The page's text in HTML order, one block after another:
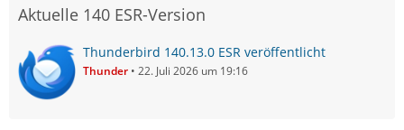
Aktuelle 140 ESR-Version
Thunderbird 140.13.0 ESR veröffentlicht
Thunder 22. Juli 2026 um 19:16